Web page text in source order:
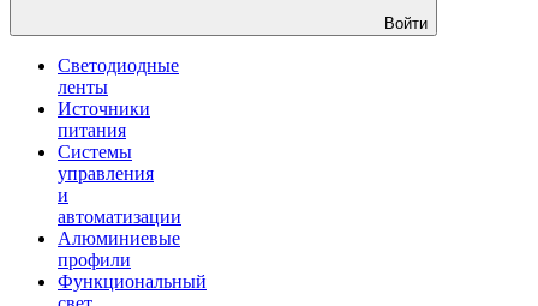
Войти
Светодиодные
ленты
Источники
питания
Системы
управления
и
автоматизации
Алюминиевые
профили
Функциональный